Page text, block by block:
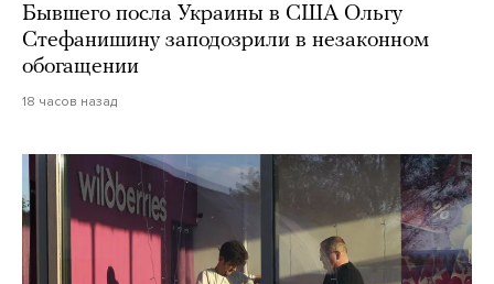
Бывшего посла Украины в США Ольгу
Стефанишину заподозрили в незаконном
обогащении
18 часов назад